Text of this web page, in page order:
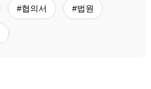
#협의서 #법원